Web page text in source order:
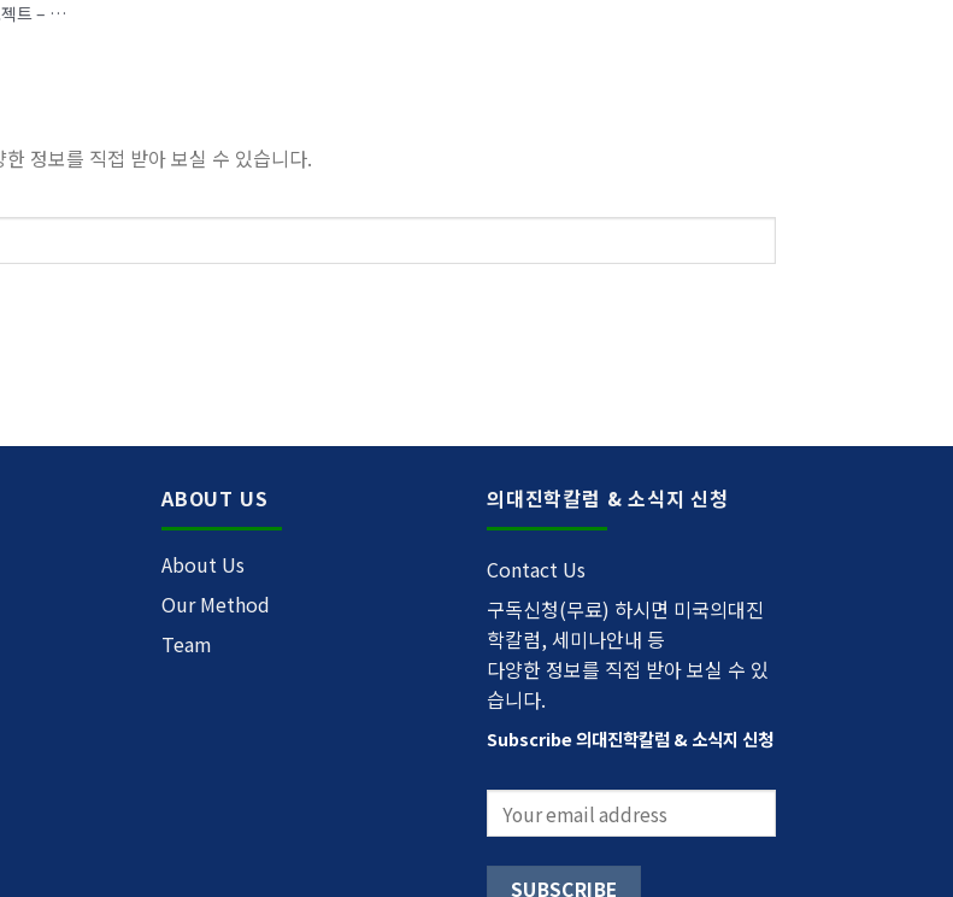
[폴 정 박사의 미국 의대 진학 가이드] 여름방학 아프리카 메디컬 프로젝트 – 의대·치대 진학에 실제로 도움이 될까?
정보를 직접 받아 보실 수 있습니다.
ABOUT US
About Us
Our Method
Team
의대진학칼럼 & 소식지 신청
Contact Us
구독신청(무료) 하시면 미국의대진
학칼럼, 세미나안내 등
다양한 정보를 직접 받아 보실 수 있
습니다.
Subscribe 의대진학칼럼 & 소식지 신청